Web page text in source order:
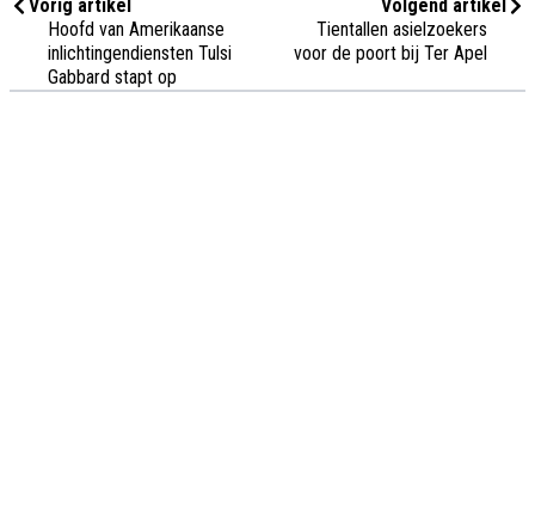
Vorig artikel
Hoofd van Amerikaanse
inlichtingendiensten Tulsi
Gabbard stapt op
Volgend artikel
Tientallen asielzoekers
voor de poort bij Ter Apel